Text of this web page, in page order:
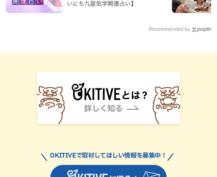
いにち九星気学開運占い】
Recommended by
OKITIVEで取材してほしい情報を募集中！